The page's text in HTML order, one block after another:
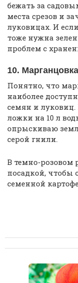
бежать за
места срезов и
луковицах. И
тоже нужна
проблем с
10. Марганцовка
Понятно, что
наиболее
семян и луковиц.
ложки на 10 л
опрыскиваю
серой гнили.
В темно-розовом
посадкой, чтобы
семенной